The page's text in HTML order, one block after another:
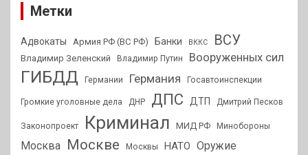
Метки
Адвокаты Армия РФ (ВС РФ) Банки ВККС ВСУ
Владимир Зеленский Владимир Путин Вооруженных сил
ГИБДД Германии Германия Госавтоинспекции
Громкие уголовные дела ДНР ДПС ДТП Дмитрий Песков
Законопроект Криминал МИД РФ Минобороны
Москва Москве Москвы НАТО Оружие